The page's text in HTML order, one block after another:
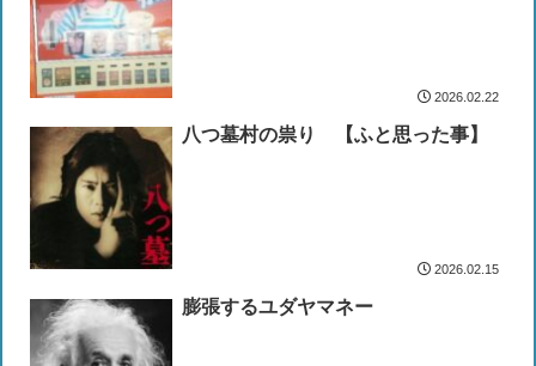
2026.02.22
八つ墓村の祟り 【ふと思った事】
2026.02.15
膨張するユダヤマネー